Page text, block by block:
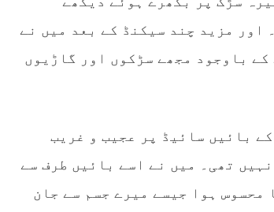
اور مزید چند سیکنڈ کے بعد میں نے
باوجود مجھے سڑکوں اور گاڑیوں
بائیں سائیڈ پر عجیب و غریب
تھی۔ میں نے اسے بائیں طرف سے
محسوس ہوا جیسے میرے جسم سے جان